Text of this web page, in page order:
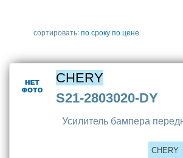
сортировать: по сроку по цене
CHERY
S21-2803020-DY
Усилитель бампера
CHERY